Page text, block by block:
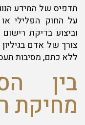
תדפיס של המידע
על החוק הפלילי או
וביצוע בדיקת
צורך של אדם בגיליון
ללא כתם, מסיבות
בין
מחיקת